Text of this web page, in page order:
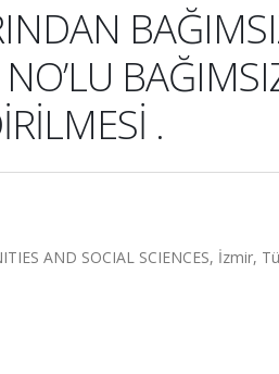
.
AND SOCIAL SCIENCES, İzmir,